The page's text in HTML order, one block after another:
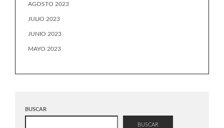
AGOSTO 2023
JULIO 2023
JUNIO 2023
MAYO 2023
BUSCAR
BUSCAR